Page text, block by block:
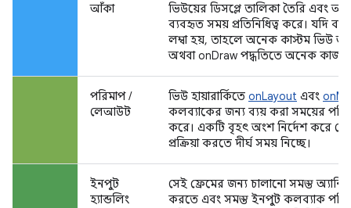
আঁকা
ভিউয়ের ডিসপ্লে তালিকা তৈরি এবং
ব্যবহৃত সময় প্রতিনিধিত্ব করে। যদি
লম্বা হয়, তাহলে অনেক কাস্টম ভিউ
অথবা onDraw পদ্ধতিতে অনেক কাজ
পরিমাপ /
লেআউট
ভিউ হায়ারার্কিতে onLayout এবং
কলব্যাকের জন্য ব্যয় করা সময়ের
করে। একটি বৃহৎ অংশ নির্দেশ করে যে
প্রক্রিয়া করতে দীর্ঘ সময় নিচ্ছে।
ইনপুট
হ্যান্ডলিং
সেই ফ্রেমের জন্য চালানো সমস্ত
করতে এবং সমস্ত ইনপুট কলব্যাক